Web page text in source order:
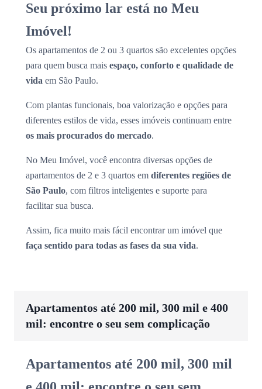
Seu próximo lar está no Meu
Imóvel!
Os apartamentos de 2 ou 3 quartos são excelentes opções
para quem busca mais espaço, conforto e qualidade de
vida em São Paulo.
Com plantas funcionais, boa valorização e opções para
diferentes estilos de vida, esses imóveis continuam entre
os mais procurados do mercado.
No Meu Imóvel, você encontra diversas opções de
apartamentos de 2 e 3 quartos em diferentes regiões de
São Paulo, com filtros inteligentes e suporte para
facilitar sua busca.
Assim, fica muito mais fácil encontrar um imóvel que
faça sentido para todas as fases da sua vida.
Apartamentos até 200 mil, 300 mil e 400
mil: encontre o seu sem complicação
Apartamentos até 200 mil, 300 mil